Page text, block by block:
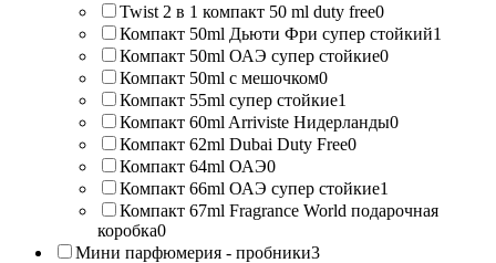
Twist 2 в 1 компакт 50 ml duty free0
Компакт 50ml Дьюти Фри супер стойкий1
Компакт 50ml ОАЭ супер стойкие0
Компакт 50ml с мешочком0
Компакт 55ml супер стойкие1
Компакт 60ml Arriviste Нидерланды0
Компакт 62ml Dubai Duty Free0
Компакт 64ml ОАЭ0
Компакт 66ml ОАЭ супер стойкие1
Компакт 67ml Fragrance World подарочная
коробка0
Мини парфюмерия - пробники3